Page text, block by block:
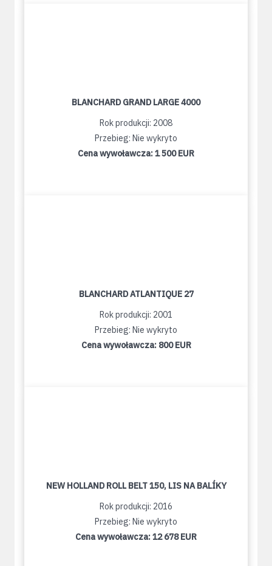
BLANCHARD GRAND LARGE 4000
Rok produkcji: 2008
Przebieg: Nie wykryto
Cena wywoławcza:1 500 EUR
BLANCHARD ATLANTIQUE 27
Rok produkcji: 2001
Przebieg: Nie wykryto
Cena wywoławcza: 800 EUR
NEW HOLLAND ROLL BELT 150, LIS NA BALÍKY
Rok produkcji: 2016
Przebieg: Nie wykryto
Cena wywoławcza:12 678 EUR